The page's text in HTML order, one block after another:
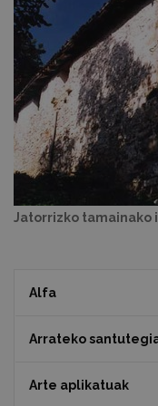
Jatorrizko tamainako
Alfa
Arrateko
Arte aplikatuak